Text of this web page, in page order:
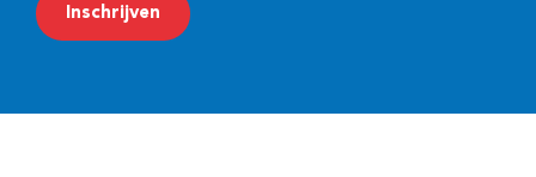
a
Inschrijven